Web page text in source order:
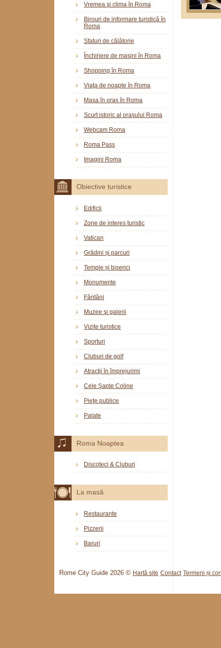
Vremea şi clima în Roma
Birouri de informare turistică în
Roma
Sfaturi de călătorie
Închiriere de maşini în Roma
Shopping în Roma
Viaţa de noapte în Roma
Masa în oraş în Roma
Scurt istoric al oraşului Roma
Webcam Roma
Roma Pass
Imagini Roma
Obiective turistice
Edificii
Zone de interes turistic
Vatican
Grădini și parcuri
Temple și biserici
Monumente
Fântâni
Muzee şi galerii
Vizite turistice
Sporturi
Cluburi de golf
Atracţii în împrejurimi
Cele Şapte Coline
Pieţe publice
Palate
Roma Noaptea
Discoteci & Cluburi
La masă
Restaurante
Pizzerii
Baruri
Rome City Guide 2026 © Hartă site Contact Termeni și